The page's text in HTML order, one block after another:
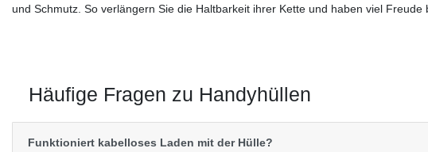
und Schmutz. So verlängern Sie die Haltbarkeit ihrer Kette und haben viel Freude
Häufige Fragen zu Handyhüllen
Funktioniert kabelloses Laden mit der Hülle?